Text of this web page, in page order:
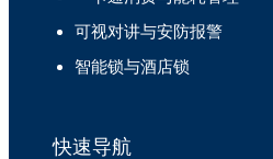
可视对讲与安防报警
智能锁与酒店锁
快速导航